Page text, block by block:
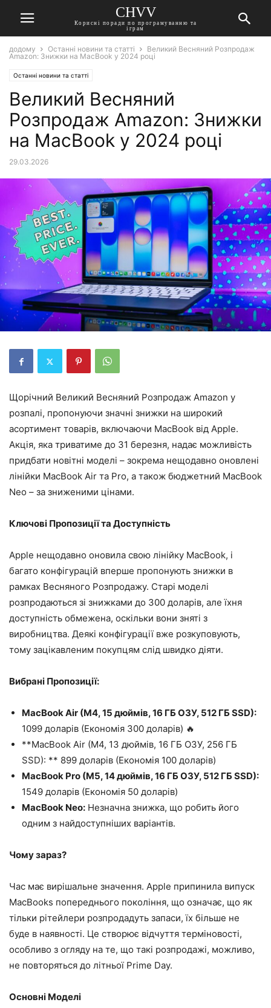
CHVV
Корисні поради по програмуванню та
іграм
додому Останні новини та статті
Великий Весняний Розпродаж
Amazon: Знижки на MacBook у 2024 році
Останні новини та статті
Великий Весняний
Розпродаж Amazon: Знижки
на MacBook у 2024 році
29.03.2026
Щорічний Великий Весняний Розпродаж Amazon у
розпалі, пропонуючи значні знижки на широкий
асортимент товарів, включаючи MacBook від Apple.
Акція, яка триватиме до 31 березня, надає можливість
придбати новітні моделі – зокрема нещодавно оновлені
лінійки MacBook Air та Pro, а також бюджетний MacBook
Neo – за зниженими цінами.
Ключові Пропозиції та Доступність
Apple нещодавно оновила свою лінійку MacBook, і
багато конфігурацій вперше пропонують знижки в
рамках Весняного Розпродажу. Старі моделі
розпродаються зі знижками до 300 доларів, але їхня
доступність обмежена, оскільки вони зняті з
виробництва. Деякі конфігурації вже розкуповують,
тому зацікавленим покупцям слід швидко діяти.
Вибрані Пропозиції:
MacBook Air (M4, 15 дюймів, 16 ГБ ОЗУ, 512 ГБ SSD):
1099 доларів (Економія 300 доларів) 🔥
**MacBook Air (M4, 13 дюймів, 16 ГБ ОЗУ, 256 ГБ
SSD): ** 899 доларів (Економія 100 доларів)
MacBook Pro (M5, 14 дюймів, 16 ГБ ОЗУ, 512 ГБ SSD):
1549 доларів (Економія 50 доларів)
MacBook Neo: Незначна знижка, що робить його
одним з найдоступніших варіантів.
Чому зараз?
Час має вирішальне значення. Apple припинила випуск
MacBooks попереднього покоління, що означає, що як
тільки рітейлери розпродадуть запаси, їх більше не
буде в наявності. Це створює відчуття терміновості,
особливо з огляду на те, що такі розпродажі, можливо,
не повторяться до літньої Prime Day.
Основні Моделі